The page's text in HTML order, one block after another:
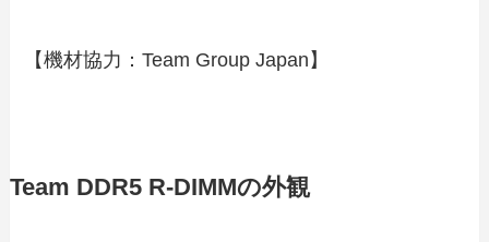
【機材協力：Team Group Japan】
Team DDR5 R-DIMMの外観